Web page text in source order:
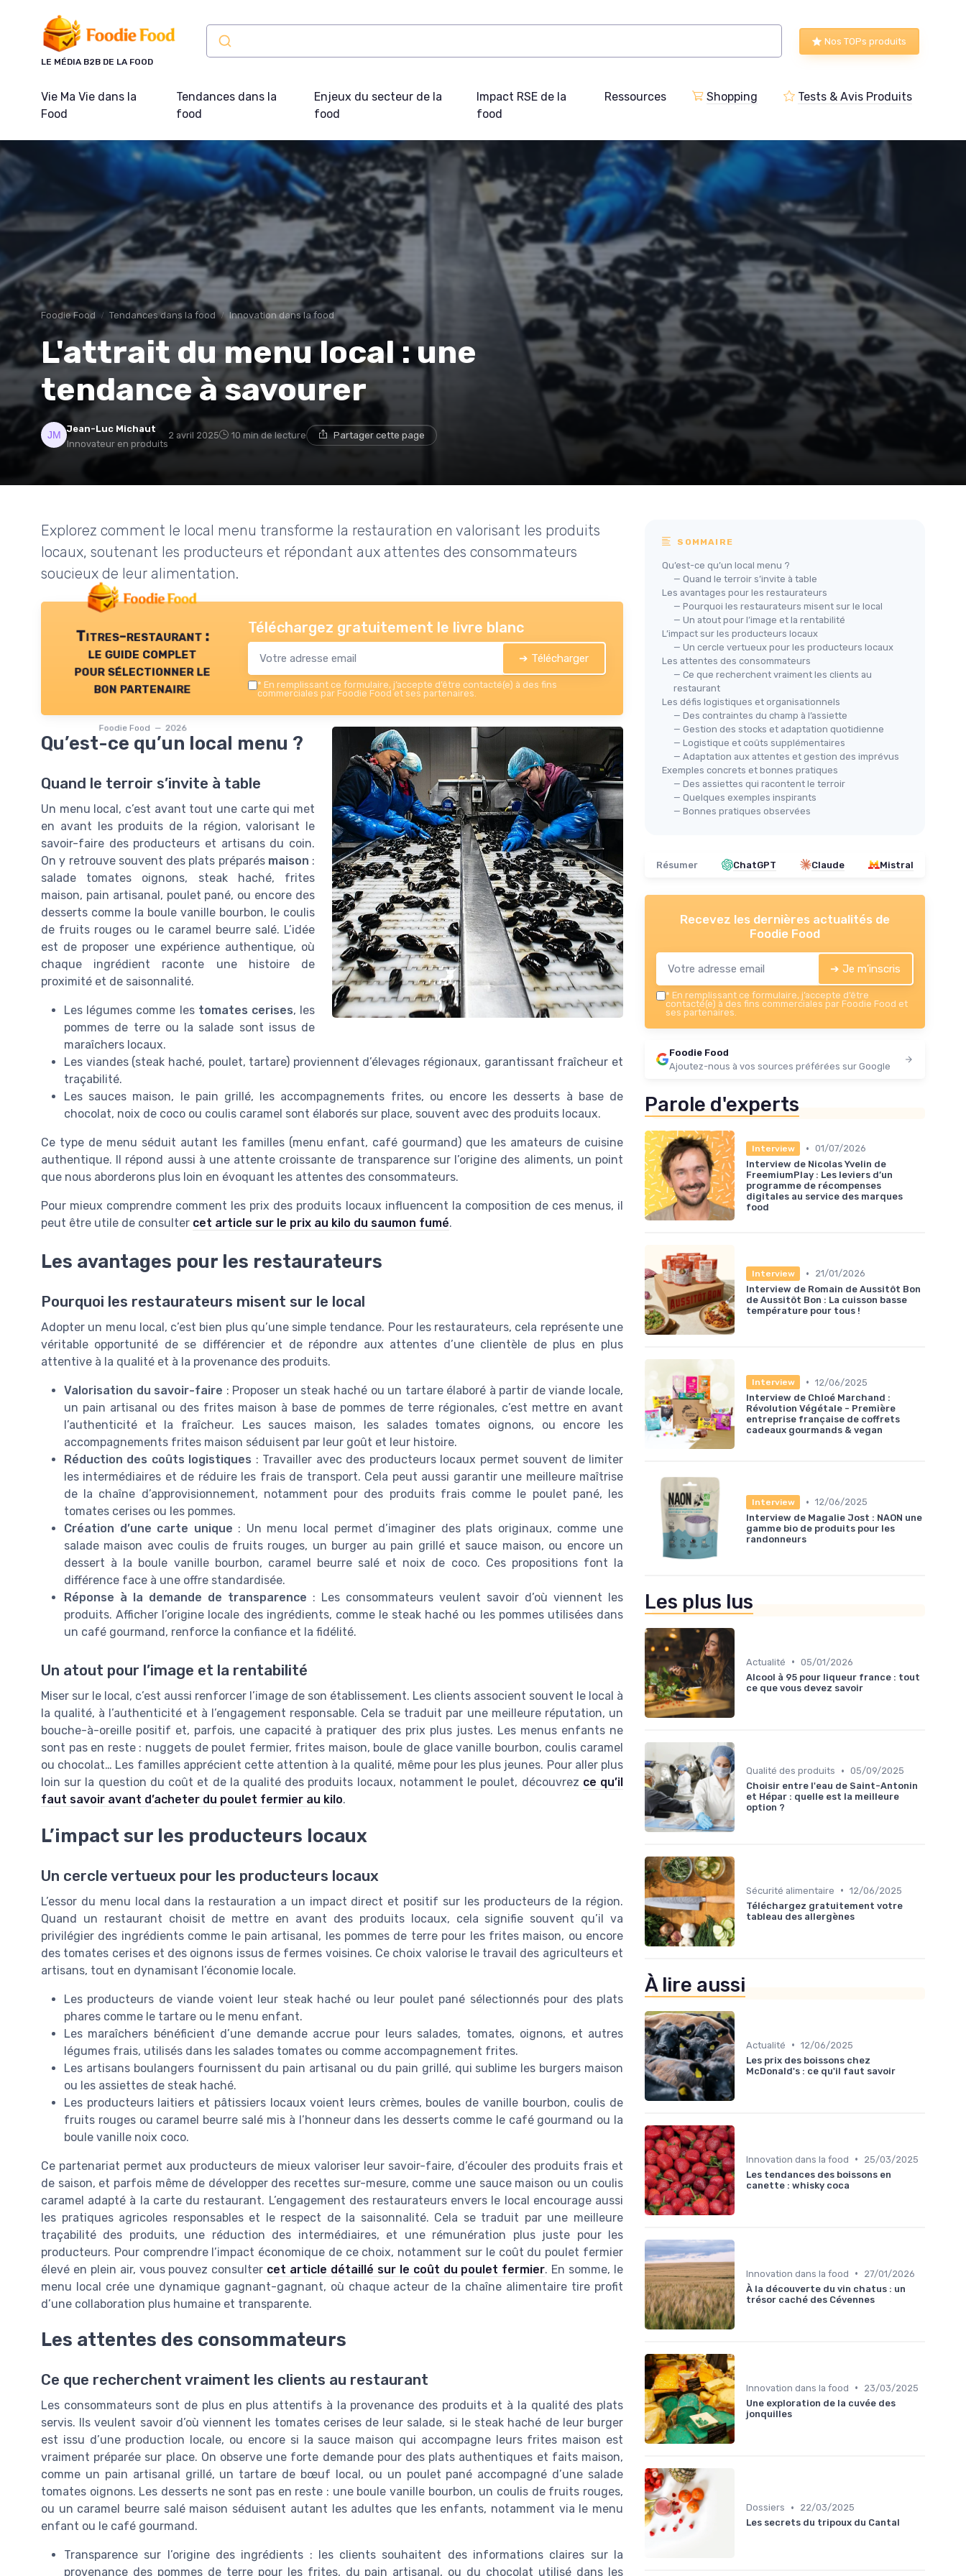
LE MÉDIA B2B DE LA FOOD
Nos TOPs produits
Vie Ma Vie dans la
Food
Tendances dans la
food
Enjeux du secteur de la
food
Impact RSE de la
food
Ressources Shopping Tests & Avis Produits
Foodie Food Tendances dans la food Innovation dans la food
L'attrait du menu local : une
tendance à savourer
Jean-Luc Michaut
Innovateur en produits
2 avril 2025 10 min de lecture Partager cette page
Explorez comment le local menu transforme la restauration en valorisant les produits
locaux, soutenant les producteurs et répondant aux attentes des consommateurs
soucieux de leur alimentation.
Titres-restaurant :
le guide complet
pour sélectionner le
bon partenaire
Foodie Food — 2026
Téléchargez gratuitement le livre blanc
➔ Télécharger
* En remplissant ce formulaire, j’accepte d’être contacté(e) à des fins
commerciales par Foodie Food et ses partenaires.
Qu’est-ce qu’un local menu ?
Quand le terroir s’invite à table
Un menu local, c’est avant tout une carte qui met
en avant les produits de la région, valorisant le
savoir-faire des producteurs et artisans du coin.
On y retrouve souvent des plats préparés maison :
salade tomates oignons, steak haché, frites
maison, pain artisanal, poulet pané, ou encore des
desserts comme la boule vanille bourbon, le coulis
de fruits rouges ou le caramel beurre salé. L’idée
est de proposer une expérience authentique, où
chaque ingrédient raconte une histoire de
proximité et de saisonnalité.
Les légumes comme les tomates cerises, les
pommes de terre ou la salade sont issus de
maraîchers locaux.
Les viandes (steak haché, poulet, tartare) proviennent d’élevages régionaux, garantissant fraîcheur et
traçabilité.
Les sauces maison, le pain grillé, les accompagnements frites, ou encore les desserts à base de
chocolat, noix de coco ou coulis caramel sont élaborés sur place, souvent avec des produits locaux.
Ce type de menu séduit autant les familles (menu enfant, café gourmand) que les amateurs de cuisine
authentique. Il répond aussi à une attente croissante de transparence sur l’origine des aliments, un point
que nous aborderons plus loin en évoquant les attentes des consommateurs.
Pour mieux comprendre comment les prix des produits locaux influencent la composition de ces menus, il
peut être utile de consulter cet article sur le prix au kilo du saumon fumé.
Les avantages pour les restaurateurs
Pourquoi les restaurateurs misent sur le local
Adopter un menu local, c’est bien plus qu’une simple tendance. Pour les restaurateurs, cela représente une
véritable opportunité de se différencier et de répondre aux attentes d’une clientèle de plus en plus
attentive à la qualité et à la provenance des produits.
Valorisation du savoir-faire : Proposer un steak haché ou un tartare élaboré à partir de viande locale,
un pain artisanal ou des frites maison à base de pommes de terre régionales, c’est mettre en avant
l’authenticité et la fraîcheur. Les sauces maison, les salades tomates oignons, ou encore les
accompagnements frites maison séduisent par leur goût et leur histoire.
Réduction des coûts logistiques : Travailler avec des producteurs locaux permet souvent de limiter
les intermédiaires et de réduire les frais de transport. Cela peut aussi garantir une meilleure maîtrise
de la chaîne d’approvisionnement, notamment pour des produits frais comme le poulet pané, les
tomates cerises ou les pommes.
Création d’une carte unique : Un menu local permet d’imaginer des plats originaux, comme une
salade maison avec coulis de fruits rouges, un burger au pain grillé et sauce maison, ou encore un
dessert à la boule vanille bourbon, caramel beurre salé et noix de coco. Ces propositions font la
différence face à une offre standardisée.
Réponse à la demande de transparence : Les consommateurs veulent savoir d’où viennent les
produits. Afficher l’origine locale des ingrédients, comme le steak haché ou les pommes utilisées dans
un café gourmand, renforce la confiance et la fidélité.
Un atout pour l’image et la rentabilité
Miser sur le local, c’est aussi renforcer l’image de son établissement. Les clients associent souvent le local à
la qualité, à l’authenticité et à l’engagement responsable. Cela se traduit par une meilleure réputation, un
bouche-à-oreille positif et, parfois, une capacité à pratiquer des prix plus justes. Les menus enfants ne
sont pas en reste : nuggets de poulet fermier, frites maison, boule de glace vanille bourbon, coulis caramel
ou chocolat… Les familles apprécient cette attention à la qualité, même pour les plus jeunes. Pour aller plus
loin sur la question du coût et de la qualité des produits locaux, notamment le poulet, découvrez ce qu’il
faut savoir avant d’acheter du poulet fermier au kilo.
L’impact sur les producteurs locaux
Un cercle vertueux pour les producteurs locaux
L’essor du menu local dans la restauration a un impact direct et positif sur les producteurs de la région.
Quand un restaurant choisit de mettre en avant des produits locaux, cela signifie souvent qu’il va
privilégier des ingrédients comme le pain artisanal, les pommes de terre pour les frites maison, ou encore
des tomates cerises et des oignons issus de fermes voisines. Ce choix valorise le travail des agriculteurs et
artisans, tout en dynamisant l’économie locale.
Les producteurs de viande voient leur steak haché ou leur poulet pané sélectionnés pour des plats
phares comme le tartare ou le menu enfant.
Les maraîchers bénéficient d’une demande accrue pour leurs salades, tomates, oignons, et autres
légumes frais, utilisés dans les salades tomates ou comme accompagnement frites.
Les artisans boulangers fournissent du pain artisanal ou du pain grillé, qui sublime les burgers maison
ou les assiettes de steak haché.
Les producteurs laitiers et pâtissiers locaux voient leurs crèmes, boules de vanille bourbon, coulis de
fruits rouges ou caramel beurre salé mis à l’honneur dans les desserts comme le café gourmand ou la
boule vanille noix coco.
Ce partenariat permet aux producteurs de mieux valoriser leur savoir-faire, d’écouler des produits frais et
de saison, et parfois même de développer des recettes sur-mesure, comme une sauce maison ou un coulis
caramel adapté à la carte du restaurant. L’engagement des restaurateurs envers le local encourage aussi
les pratiques agricoles responsables et le respect de la saisonnalité. Cela se traduit par une meilleure
traçabilité des produits, une réduction des intermédiaires, et une rémunération plus juste pour les
producteurs. Pour comprendre l’impact économique de ce choix, notamment sur le coût du poulet fermier
élevé en plein air, vous pouvez consulter cet article détaillé sur le coût du poulet fermier. En somme, le
menu local crée une dynamique gagnant-gagnant, où chaque acteur de la chaîne alimentaire tire profit
d’une collaboration plus humaine et transparente.
Les attentes des consommateurs
Ce que recherchent vraiment les clients au restaurant
Les consommateurs sont de plus en plus attentifs à la provenance des produits et à la qualité des plats
servis. Ils veulent savoir d’où viennent les tomates cerises de leur salade, si le steak haché de leur burger
est issu d’une production locale, ou encore si la sauce maison qui accompagne leurs frites maison est
vraiment préparée sur place. On observe une forte demande pour des plats authentiques et faits maison,
comme un pain artisanal grillé, un tartare de bœuf local, ou un poulet pané accompagné d’une salade
tomates oignons. Les desserts ne sont pas en reste : une boule vanille bourbon, un coulis de fruits rouges,
ou un caramel beurre salé maison séduisent autant les adultes que les enfants, notamment via le menu
enfant ou le café gourmand.
Transparence sur l’origine des ingrédients : les clients souhaitent des informations claires sur la
provenance des pommes de terre pour les frites, du pain artisanal, ou du chocolat utilisé dans les
SOMMAIRE
Qu’est-ce qu’un local menu ?
— Quand le terroir s’invite à table
Les avantages pour les restaurateurs
— Pourquoi les restaurateurs misent sur le local
— Un atout pour l’image et la rentabilité
L’impact sur les producteurs locaux
— Un cercle vertueux pour les producteurs locaux
Les attentes des consommateurs
— Ce que recherchent vraiment les clients au
restaurant
Les défis logistiques et organisationnels
— Des contraintes du champ à l’assiette
— Gestion des stocks et adaptation quotidienne
— Logistique et coûts supplémentaires
— Adaptation aux attentes et gestion des imprévus
Exemples concrets et bonnes pratiques
— Des assiettes qui racontent le terroir
— Quelques exemples inspirants
— Bonnes pratiques observées
Résumer ChatGPT Claude Mistral
Recevez les dernières actualités de
Foodie Food
➔ Je m'inscris
* En remplissant ce formulaire, j’accepte d’être
contacté(e) à des fins commerciales par Foodie Food et
ses partenaires.
Foodie Food
Ajoutez-nous à vos sources préférées sur Google
Parole d'experts
Interview • 01/07/2026
Interview de Nicolas Yvelin de
FreemiumPlay : Les leviers d’un
programme de récompenses
digitales au service des marques
food
Interview •
21/01/2026
Interview de Romain de Aussitôt Bon
de Aussitôt Bon : La cuisson basse
température pour tous !
Interview • 12/06/2025
Interview de Chloé Marchand :
Révolution Végétale - Première
entreprise française de coffrets
cadeaux gourmands & vegan
Interview • 12/06/2025
Interview de Magalie Jost : NAON une
gamme bio de produits pour les
randonneurs
Les plus lus
Actualité • 05/01/2026
Alcool à 95 pour liqueur france : tout
ce que vous devez savoir
Qualité des produits • 05/09/2025
Choisir entre l'eau de Saint-Antonin
et Hépar : quelle est la meilleure
option ?
Sécurité alimentaire • 12/06/2025
Téléchargez gratuitement votre
tableau des allergènes
À lire aussi
Actualité • 12/06/2025
Les prix des boissons chez
McDonald's : ce qu'il faut savoir
Innovation dans la food •
25/03/2025
Les tendances des boissons en
canette : whisky coca
Innovation dans la food •
27/01/2026
À la découverte du vin chatus : un
trésor caché des Cévennes
Innovation dans la food •
23/03/2025
Une exploration de la cuvée des
jonquilles
Dossiers •
22/03/2025
Les secrets du tripoux du Cantal